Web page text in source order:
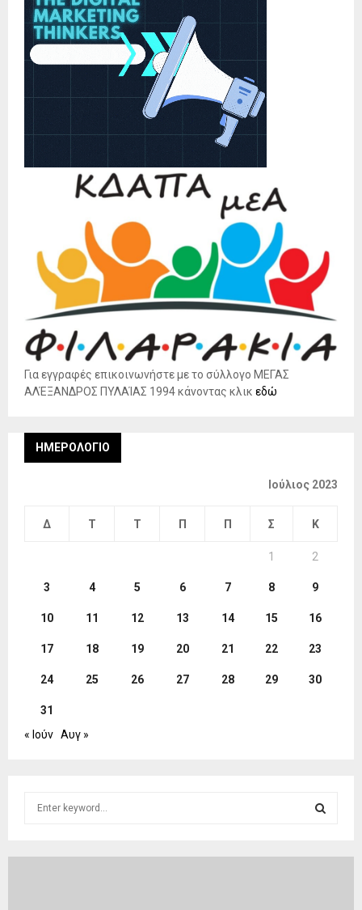
Για εγγραφές επικοινωνήστε με το σύλλογο ΜΕΓΑΣ
ΑΛΈΞΑΝΔΡΟΣ ΠΥΛΑΊΑΣ 1994 κάνοντας κλικ εδώ
ΗΜΕΡΟΛΌΓΙΟ
Ιούλιος 2023
Δ Τ Τ Π Π Σ Κ
1 2
3 4 5 6 7 8 9
10 11 12 13 14 15 16
17 18 19 20 21 22 23
24 25 26 27 28 29 30
31
« Ιούν Αυγ »